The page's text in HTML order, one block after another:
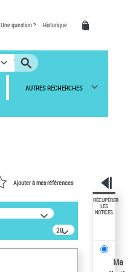
Une question ? Historique
AUTRES RECHERCHES
Ajouter à mes références
20
résultats/page
RÉCUPÉRER
LES
NOTICES
Ma